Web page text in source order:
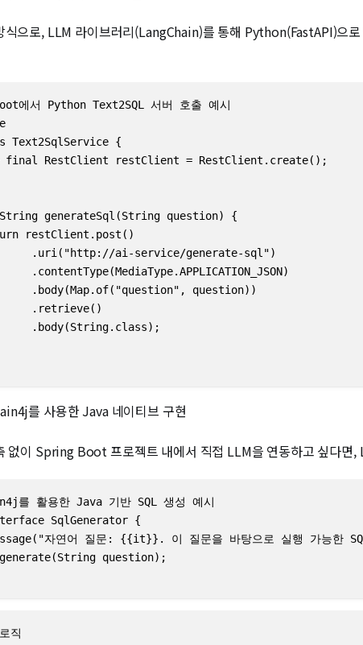
식으로, LLM 라이브러리(LangChain)를 통해 Python(FastAPI)으
에서 Python Text2SQL 서버 호출 예시
Text2SqlService {
final RestClient restClient = RestClient.create();
generateSql(String question) {
restClient.post()
.uri("http://ai-service/generate-sql")
.contentType(MediaType.APPLICATION_JSON)
.body(Map.of("question", question))
.retrieve()
.body(String.class);
를 사용한 Java 네이티브 구현
없이 Spring Boot 프로젝트 내에서 직접 LLM을 연동하고 싶다면
를 활용한 Java 기반 SQL 생성 예시
SqlGenerator {
자연어 질문: {{it}}. 이 질문을 바탕으로 실행 가능한
question);
직